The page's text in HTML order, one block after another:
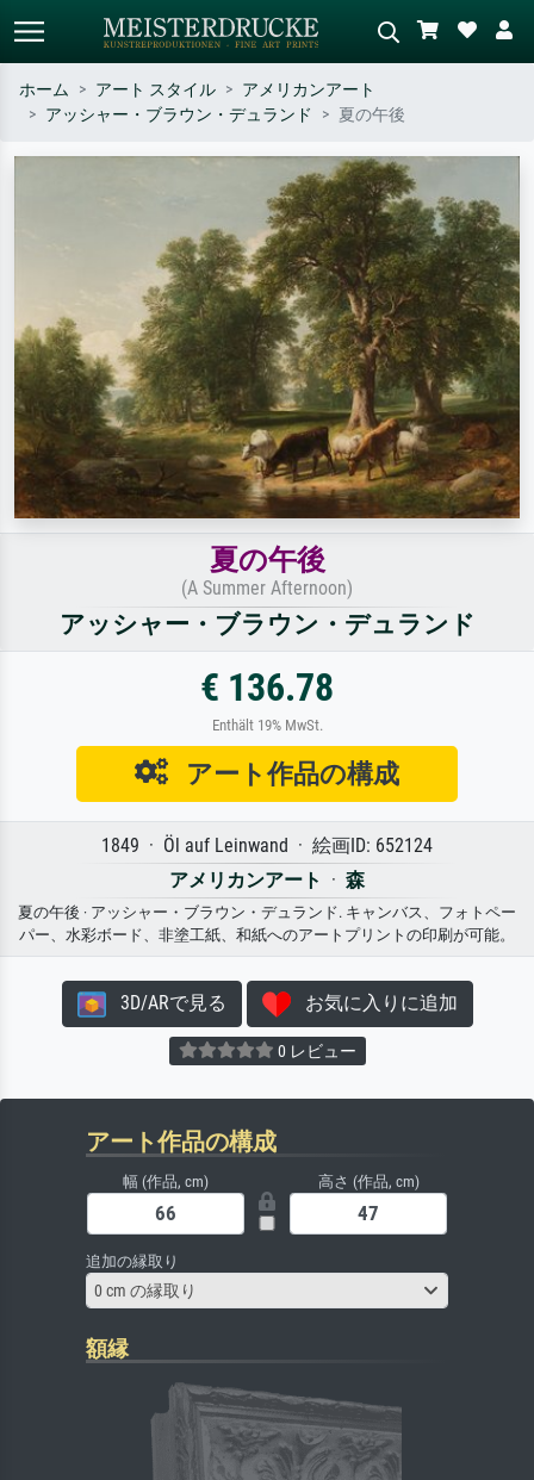
シーンを説明してください – 例：
緑の草原、赤の多い抽象画、暗い
油絵、木のそばの立ち姿のヌー
ド。
ホーム アート スタイル
アメリカンアート
アッシャー・ブラウン・デュランド
夏の午後
夏の午後
(A Summer Afternoon)
アッシャー・ブラウン・デュランド
€ 136.78
Enthält 19% MwSt.
アート作品の構成
1849 · Öl auf Leinwand · 絵画ID: 652124
アメリカンアート
· 森
夏の午後 · アッシャー・ブラウン・デュランド. キャンバス、フォトペー
パー、水彩ボード、非塗工紙、和紙へのアートプリントの印刷が可能。
3D/ARで見る お気に入りに追加
0 レビュー
アート作品の構成
幅 (作品, cm) 高さ (作品, cm)
追加の縁取り
0 cm の縁取り
額縁